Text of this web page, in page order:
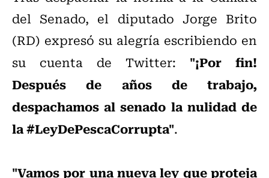
del Senado, el diputado Jorge Brito
(RD) expresó su alegría escribiendo en
su cuenta de Twitter: "¡Por fin!
Después de años de trabajo,
despachamos al senado la nulidad de
la #LeyDePescaCorrupta".
"Vamos por una nueva ley que proteja